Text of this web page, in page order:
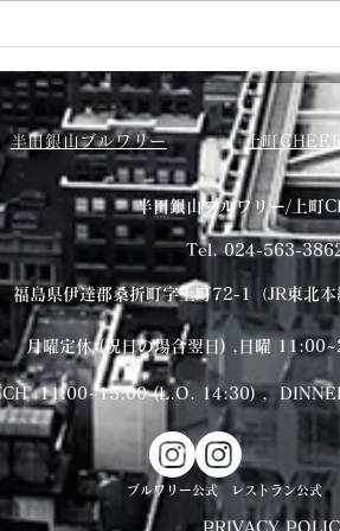
半田銀山ブルワリー 上町
半田銀山ブルワリー/上町
Tel. 024-563-
福島県伊達郡桑折町字上町72-1（JR東北本
月曜定休 (祝日の場合翌日) ,日曜
11:00~15:00 (L.O. 14:30) ,
ブルワリー公式 レストラン公式
PRIVACY